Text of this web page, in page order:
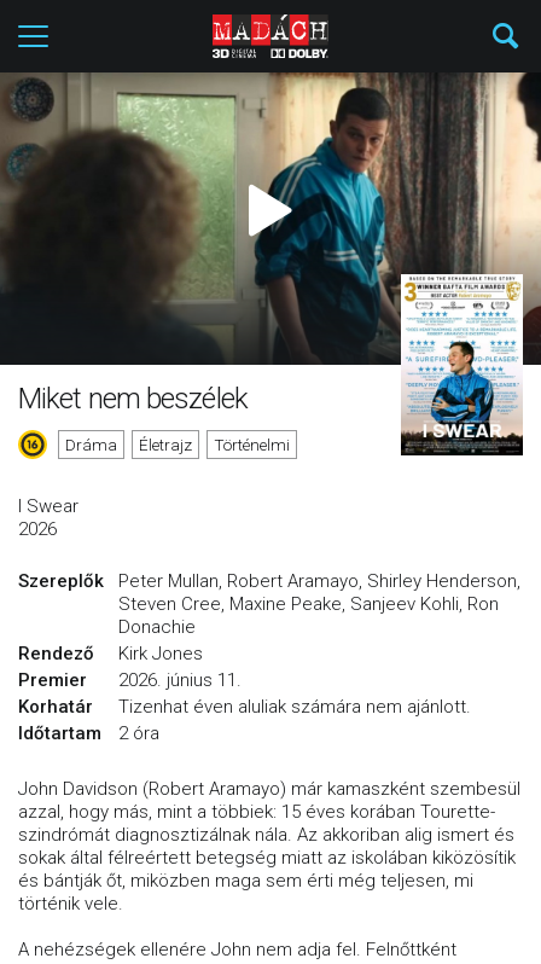
Miket nem beszélek
Dráma Életrajz Történelmi
I Swear
2026
Szereplők
Peter Mullan, Robert Aramayo, Shirley Henderson,
Steven Cree, Maxine Peake, Sanjeev Kohli, Ron
Donachie
Rendező
Kirk Jones
Premier
2026. június 11.
Korhatár
Tizenhat éven aluliak számára nem ajánlott.
Időtartam
2 óra
John Davidson (Robert Aramayo) már kamaszként szembesül
azzal, hogy más, mint a többiek: 15 éves korában Tourette-
szindrómát diagnosztizálnak nála. Az akkoriban alig ismert és
sokak által félreértett betegség miatt az iskolában kiközösítik
és bántják őt, miközben maga sem érti még teljesen, mi
történik vele.
A nehézségek ellenére John nem adja fel. Felnőttként